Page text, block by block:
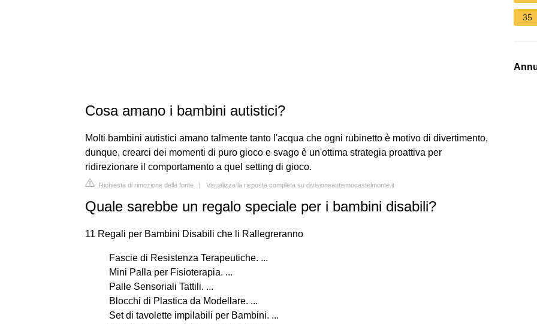
Cosa amano i bambini autistici?
Molti bambini autistici amano talmente tanto l'acqua che ogni rubinetto è motivo di divertimento,
dunque, crearci dei momenti di puro gioco e svago è un'ottima strategia proattiva per
ridirezionare il comportamento a quel setting di gioco.
Richiesta di rimozione della fonte | Visualizza la risposta completa su divisioneautismocastelmonte.it
Quale sarebbe un regalo speciale per i bambini disabili?
11 Regali per Bambini Disabili che li Rallegreranno
Fascie di Resistenza Terapeutiche. ...
Mini Palla per Fisioterapia. ...
Palle Sensoriali Tattili. ...
Blocchi di Plastica da Modellare. ...
Set di tavolette impilabili per Bambini. ...
35